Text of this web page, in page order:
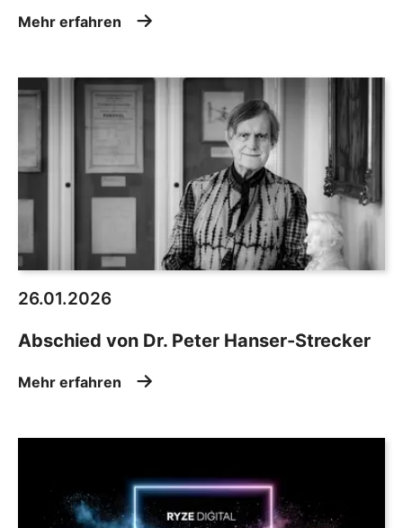
Mehr erfahren
26.01.2026
Abschied von Dr. Peter Hanser-Strecker
Mehr erfahren